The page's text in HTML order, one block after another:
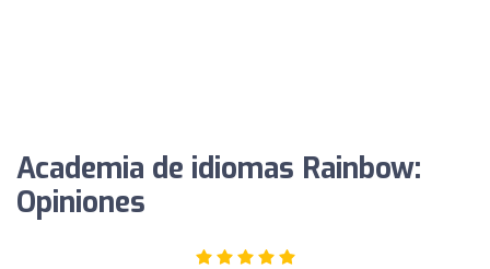
Academia de idiomas Rainbow:
Opiniones